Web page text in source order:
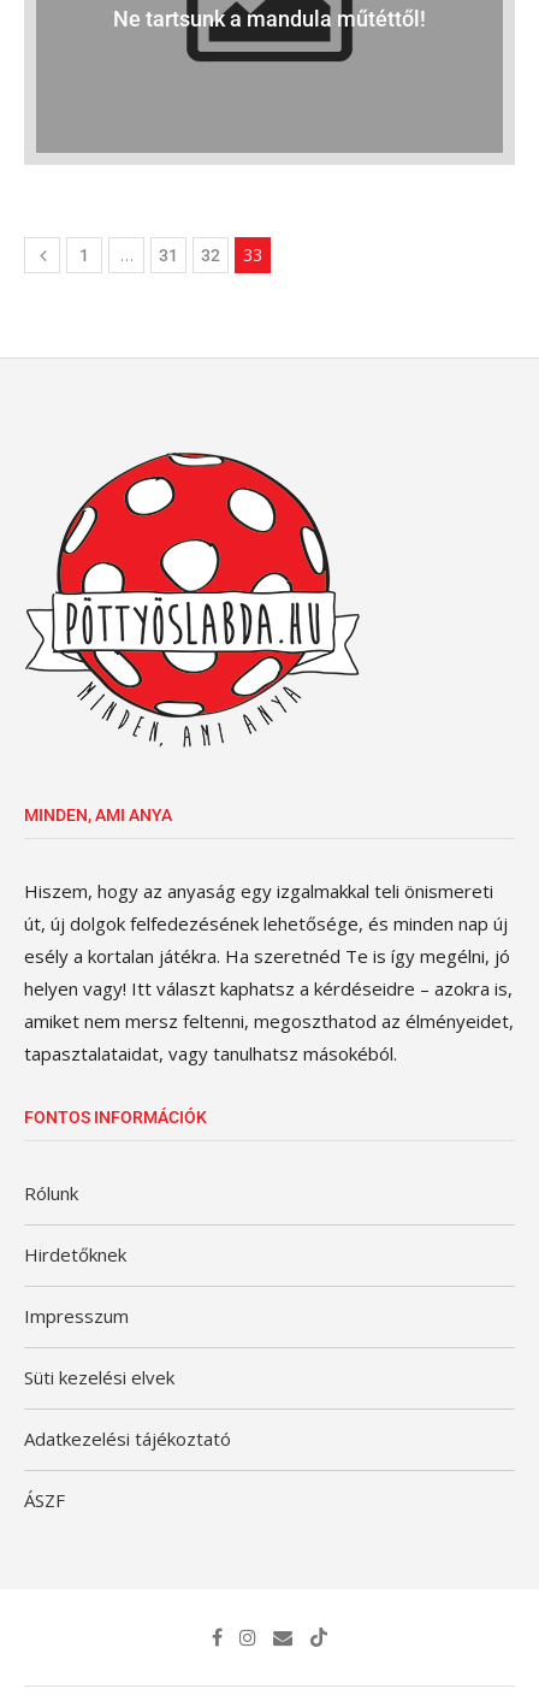
Ne tartsunk a mandula műtéttől!
1 … 31 32 33
MINDEN, AMI ANYA
Hiszem, hogy az anyaság egy izgalmakkal teli önismereti
út, új dolgok felfedezésének lehetősége, és minden nap új
esély a kortalan játékra. Ha szeretnéd Te is így megélni, jó
helyen vagy! Itt választ kaphatsz a kérdéseidre – azokra is,
amiket nem mersz feltenni, megoszthatod az élményeidet,
tapasztalataidat, vagy tanulhatsz másokéból.
FONTOS INFORMÁCIÓK
Rólunk
Hirdetőknek
Impresszum
Süti kezelési elvek
Adatkezelési tájékoztató
ÁSZF